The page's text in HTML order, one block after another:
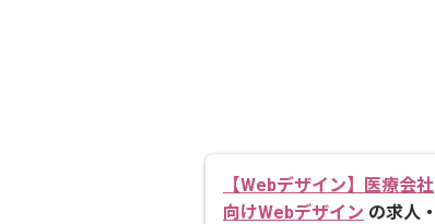
【Webデザイン】医療会社
向けWebデザイン の求人・